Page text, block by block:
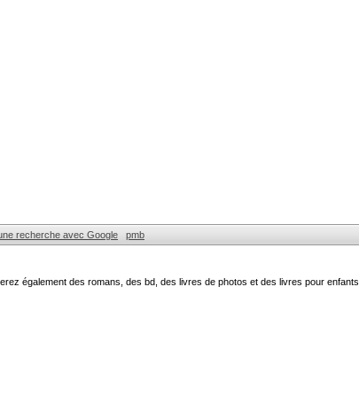
recherche avec Google pmb
également des romans, des bd, des livres de photos et des livres pour enfants.